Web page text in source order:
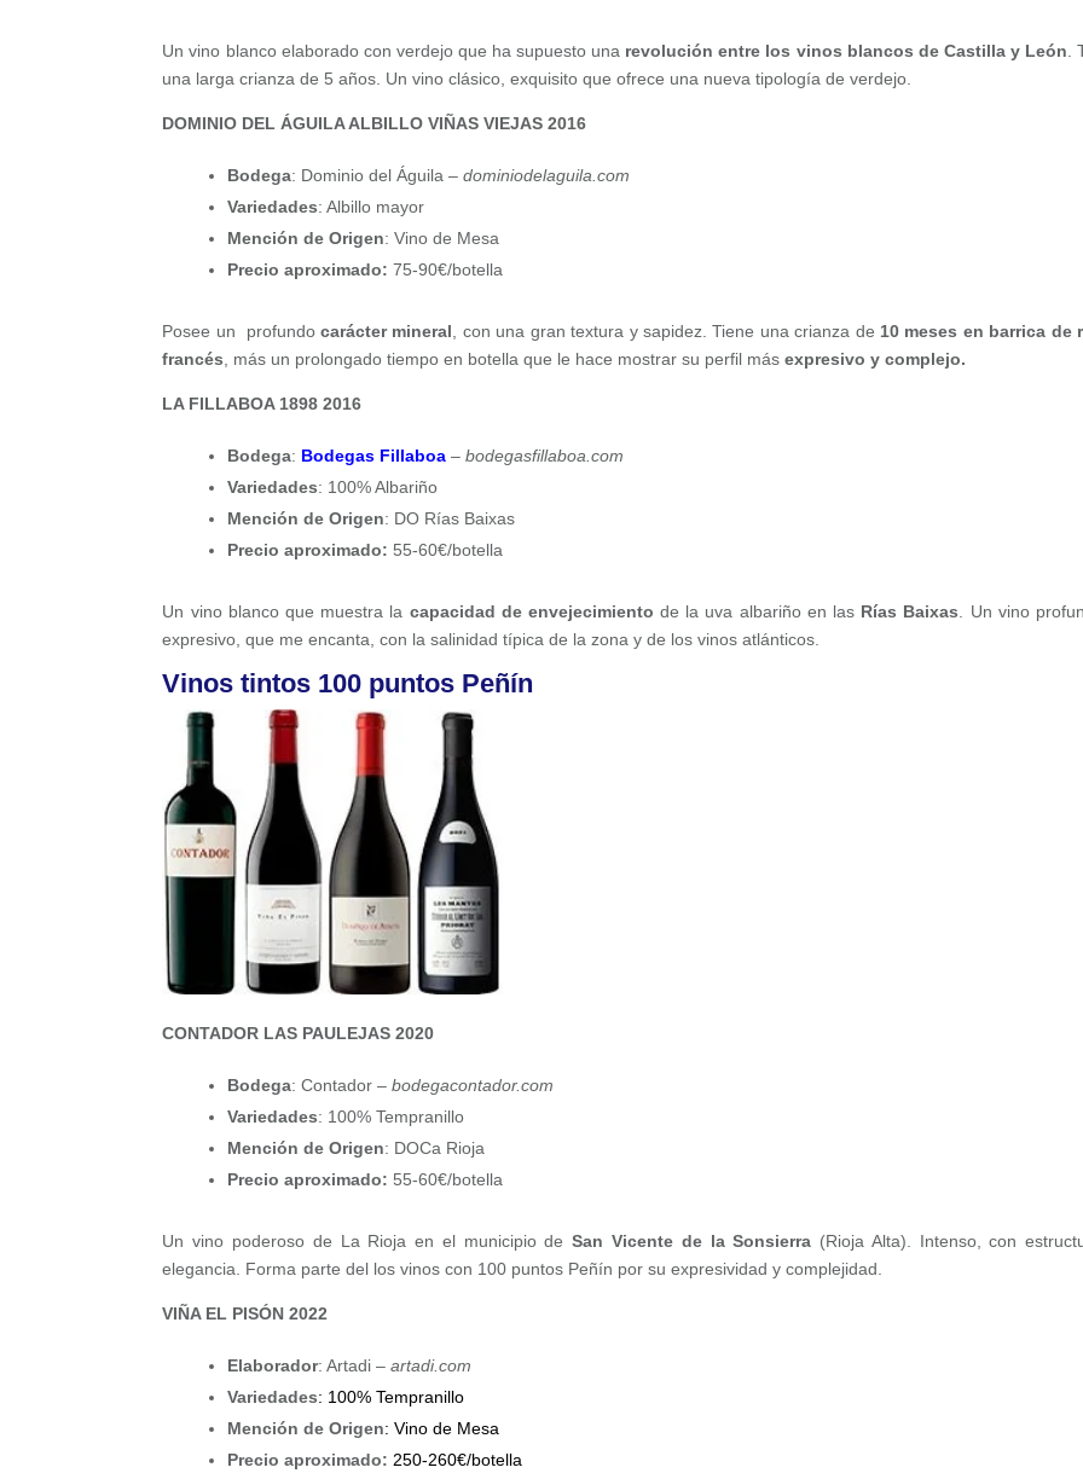
Un vino blanco elaborado con verdejo que ha supuesto una revolución entre los vinos blancos de Castilla y León
una larga crianza de 5 años. Un vino clásico, exquisito que ofrece una nueva tipología de verdejo.
DOMINIO DEL ÁGUILA ALBILLO VIÑAS VIEJAS 2016
Bodega: Dominio del Águila –dominiodelaguila.com
Variedades: Albillo mayor
Mención de Origen: Vino de Mesa
Precio aproximado:75-90€/botella
Posee un profundocarácter mineral , con una gran textura y sapidez. Tiene una crianza de 10 meses en barrica de
francés , más un prolongado tiempo en botella que le hace mostrar su perfil másexpresivo y complejo.
LA FILLABOA 1898 2016
Bodega: Bodegas Fillaboa –bodegasfillaboa.com
Variedades: 100% Albariño
Mención de Origen: DO Rías Baixas
Precio aproximado: 55-60€/botella
Un vino blanco que muestra la capacidad de envejecimientode la uva albariño en las Rías Baixas . Un vino
expresivo, que me encanta, con la salinidad típica de la zona y de los vinos atlánticos.
Vinos tintos 100 puntos Peñín
CONTADOR LAS PAULEJAS 2020
Bodega: Contador –bodegacontador.com
Variedades: 100% Tempranillo
Mención de Origen: DOCa Rioja
Precio aproximado: 55-60€/botella
Un vino poderoso de La Rioja en el municipio de San Vicente de la Sonsierra (Rioja Alta). Intenso, con
elegancia. Forma parte del los vinos con 100 puntos Peñín por su expresividad y complejidad.
VIÑA EL PISÓN 2022
Elaborador: Artadi –artadi.com
Variedades: 100% Tempranillo
Mención de Origen: Vino de Mesa
Precio aproximado: 250-260€/botella